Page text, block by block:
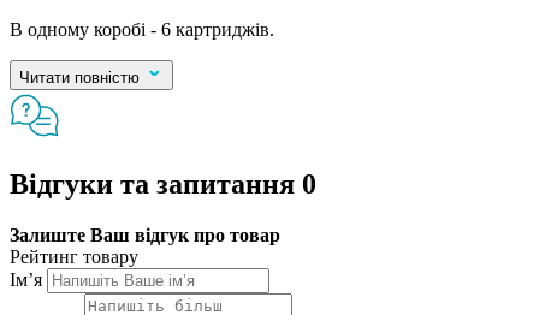
В одному коробі - 6 картриджів.
Читати повністю
Відгуки та запитання 0
Залиште Ваш відгук про товар
Рейтинг товару
Ім’я